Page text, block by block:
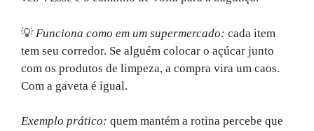
💡 Funciona como em um supermercado: cada item
tem seu corredor. Se alguém colocar o açúcar junto
com os produtos de limpeza, a compra vira um caos.
Com a gaveta é igual.
Exemplo prático: quem mantém a rotina percebe que